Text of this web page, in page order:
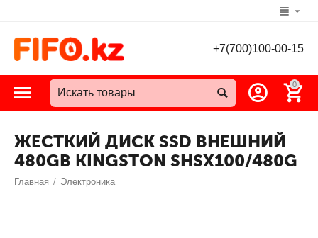
+7(700)100-00-15
0
ЖЕСТКИЙ ДИСК SSD ВНЕШНИЙ
480GB KINGSTON SHSX100/480G
Главная / Электроника